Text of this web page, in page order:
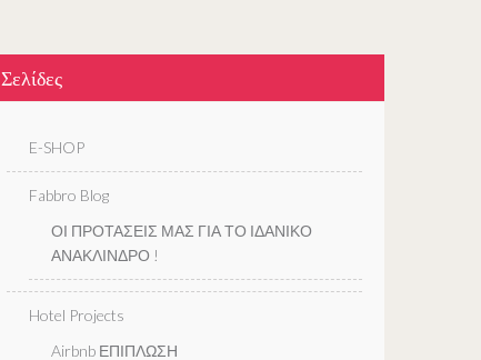
Σελίδες
E-SHOP
Fabbro Blog
ΟΙ ΠΡΟΤΑΣΕΙΣ ΜΑΣ ΓΙΑ ΤΟ ΙΔΑΝΙΚΟ
ΑΝΑΚΛΙΝΔΡΟ !
Hotel Projects
Airbnb ΕΠΙΠΛΩΣΗ